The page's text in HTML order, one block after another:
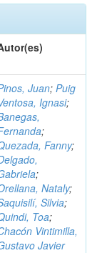
Juan; Puig
Ignasi;
;
Fanny;
;
Nataly;
Silvia;
Toa;
Vintimilla,
Javier